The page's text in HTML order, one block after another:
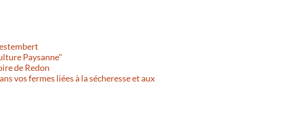
Paysanne"
de Redon
vos fermes liées à la sécheresse et aux